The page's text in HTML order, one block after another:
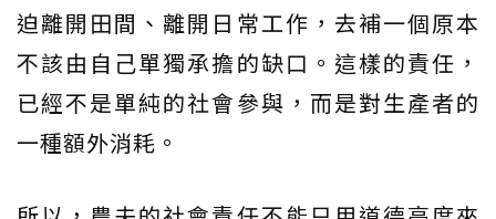
迫離開田間、離開日常工作，去補一個原本
不該由自己單獨承擔的缺口。這樣的責任，
已經不是單純的社會參與，而是對生產者的
一種額外消耗。